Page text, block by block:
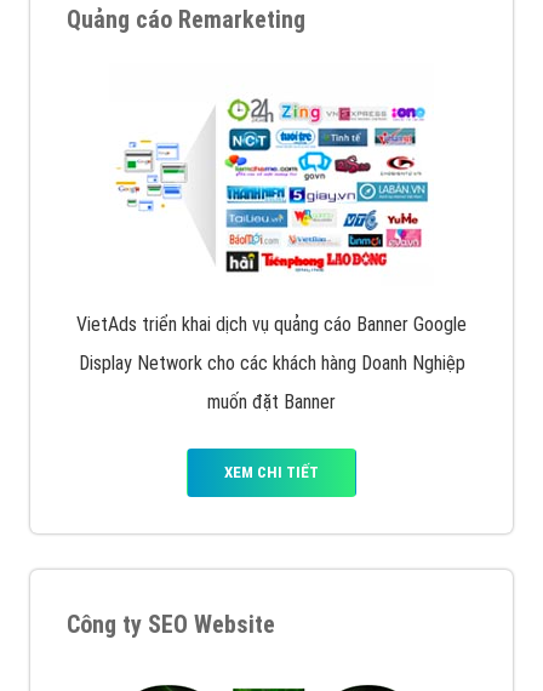
Quảng cáo Remarketing
VietAds triển khai dịch vụ quảng cáo Banner Google
Display Network cho các khách hàng Doanh Nghiệp
muốn đặt Banner
XEM CHI TIẾT
Công ty SEO Website